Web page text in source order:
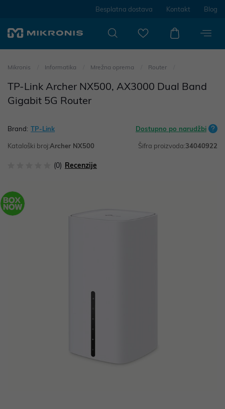
Besplatna dostava Kontakt Blog
Mikronis Informatika Mrežna oprema Router
TP-Link Archer NX500, AX3000 Dual Band
Gigabit 5G Router
Brand: TP-Link Dostupno po narudžbi
Kataloški broj:Archer NX500 Šifra proizvoda:34040922
(0) Recenzije